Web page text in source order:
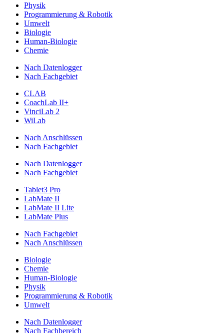
Physik
Programmierung & Robotik
Umwelt
Biologie
Human-Biologie
Chemie
Nach Datenlogger
Nach Fachgebiet
CLAB
CoachLab II+
VinciLab 2
WiLab
Nach Anschlüssen
Nach Fachgebiet
Nach Datenlogger
Nach Fachgebiet
Tablet3 Pro
LabMate II
LabMate II Lite
LabMate Plus
Nach Fachgebiet
Nach Anschlüssen
Biologie
Chemie
Human-Biologie
Physik
Programmierung & Robotik
Umwelt
Nach Datenlogger
Nach Fachbereich